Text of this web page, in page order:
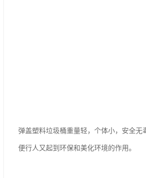
弹盖塑料垃圾桶重量轻，个体小，安全
便行人又起到环保和美化环境的作用。